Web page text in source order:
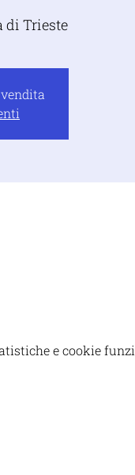
di Trieste
e cookie